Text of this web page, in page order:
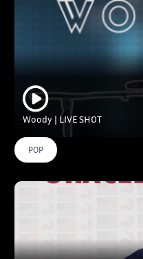
Woody | LIVE SHOT
POP